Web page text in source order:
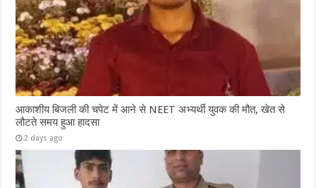
आकाशीय बिजली की चपेट में आने से NEET अभ्यर्थी युवक की मौत, खेत से
लौटते समय हुआ हादसा
2 days ago